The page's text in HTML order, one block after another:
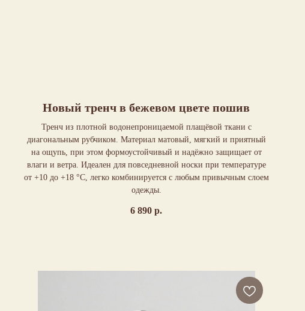
Новый тренч в бежевом цвете пошив
Тренч из плотной водонепроницаемой плащёвой ткани с
диагональным рубчиком. Материал матовый, мягкий и приятный
на ощупь, при этом формоустойчивый и надёжно защищает от
влаги и ветра. Идеален для повседневной носки при температуре
от +10 до +18 °C, легко комбинируется с любым привычным слоем
одежды.
6 890 р.